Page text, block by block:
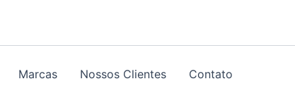
Marcas Nossos Clientes Contato